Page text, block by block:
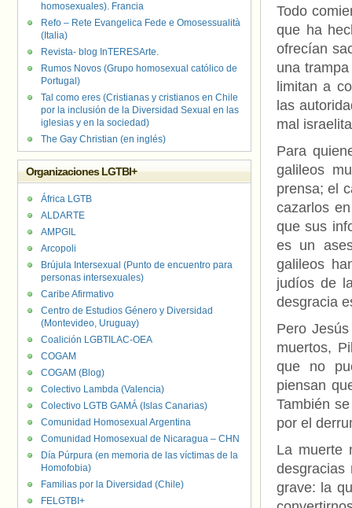
Todo
que ha
ofrecían
una
limitan a
las
mal
Para
galileos
prensa; el
cazarlos
que sus
es un
galileos
judíos de
desgracia
Pero
muertos,
que no
piensan
También
por el
La muerte
desgracias
grave: la
homosexuales). Francia
Refo – Rete Evangelica Fede e Omosessualità
(Italia)
Revista- blog InTERESArte.
Rumos Novos (Grupo homosexual católico de
Portugal)
Tal como eres (Cristianas y cristianos en Chile
por la inclusión de la Diversidad Sexual en las
iglesias y en la sociedad)
The Gay Christian (en inglés)
Organizaciones LGTBI+
África LGTB
ALDARTE
AMPGIL
Arcopoli
Brújula Intersexual (Punto de encuentro para
personas intersexuales)
Caribe Afirmativo
Centro de Estudios Género y Diversidad
(Montevideo, Uruguay)
Coalición LGBTILAC-OEA
COGAM
COGAM (Blog)
Colectivo Lambda (Valencia)
Colectivo LGTB GAMÁ (Islas Canarias)
Comunidad Homosexual Argentina
Comunidad Homosexual de Nicaragua – CHN
Día Púrpura (en memoria de las víctimas de la
Homofobia)
Familias por la Diversidad (Chile)
FELGTBI+